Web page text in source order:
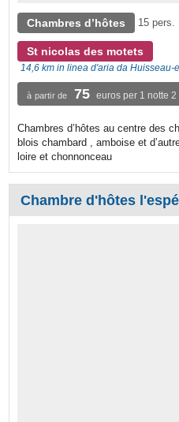
Chambres d’hôtes 15 pers.
St nicolas des motets
14,6 km in linea d'aria da Huisseau-
à partir de 75 euros per 1 notte 2
Chambres d’hôtes au centre des
blois chambard , amboise et
loire et chonnonceau
Chambre d'hôtes